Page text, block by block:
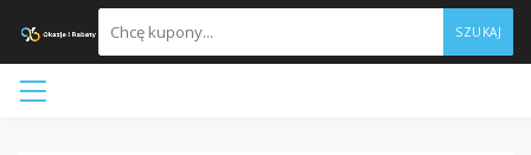
SZUKAJ